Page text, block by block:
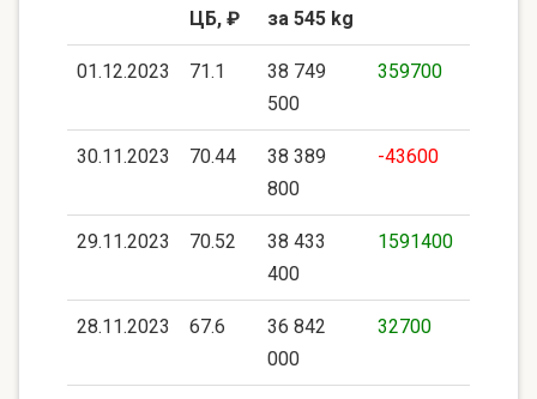
ЦБ, ₽
за 545 kg
01.12.2023 71.1
38 749
500
359700
30.11.2023 70.44
38 389
800
-43600
29.11.2023 70.52
38 433
400
1591400
28.11.2023 67.6
36 842
000
32700